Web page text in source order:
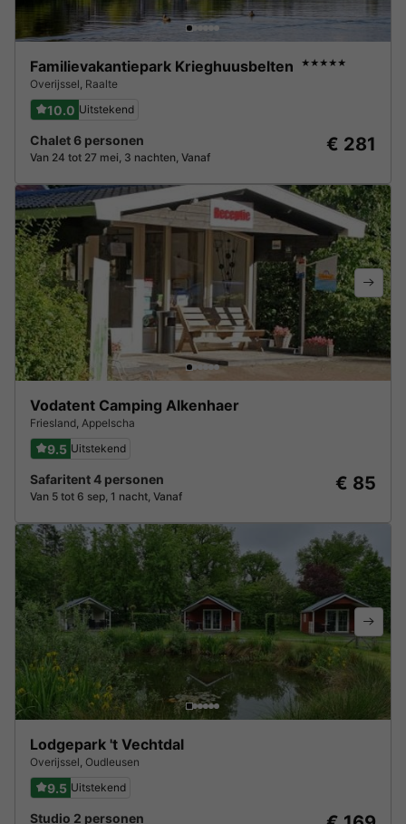
Familievakantiepark Krieghuusbelten ★★★★★
Overijssel, Raalte
10.0 Uitstekend
Chalet 6 personen
Van 24 tot 27 mei, 3 nachten, Vanaf
€ 281
Vodatent Camping Alkenhaer
Friesland, Appelscha
9.5 Uitstekend
Safaritent 4 personen
Van 5 tot 6 sep, 1 nacht, Vanaf
€ 85
Lodgepark 't Vechtdal
Overijssel, Oudleusen
9.5 Uitstekend
Studio 2 personen